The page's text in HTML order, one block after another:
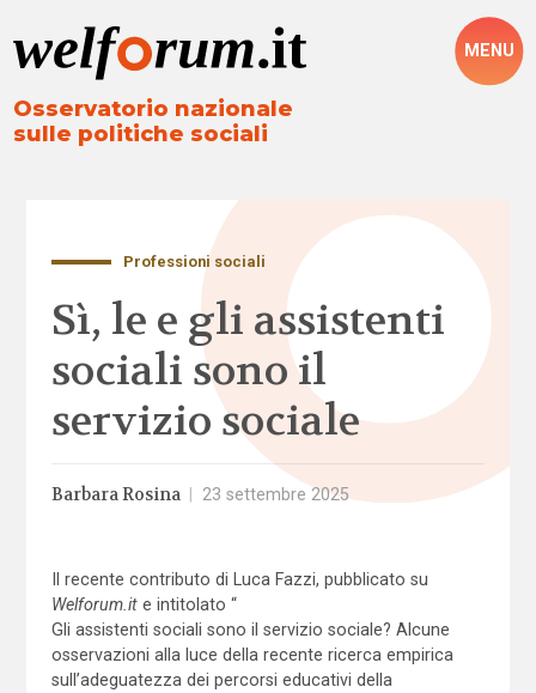
Osservatorio nazionale
sulle politiche sociali
MENU
Professioni sociali
Sì, le e gli assistenti
sociali sono il
servizio sociale
Barbara Rosina 23 settembre 2025
Il recente contributo di Luca Fazzi, pubblicato su
Welforum.ite intitolato “
Gli assistenti sociali sono il servizio sociale? Alcune
osservazioni alla luce della recente ricerca empirica
sull’adeguatezza dei percorsi educativi della